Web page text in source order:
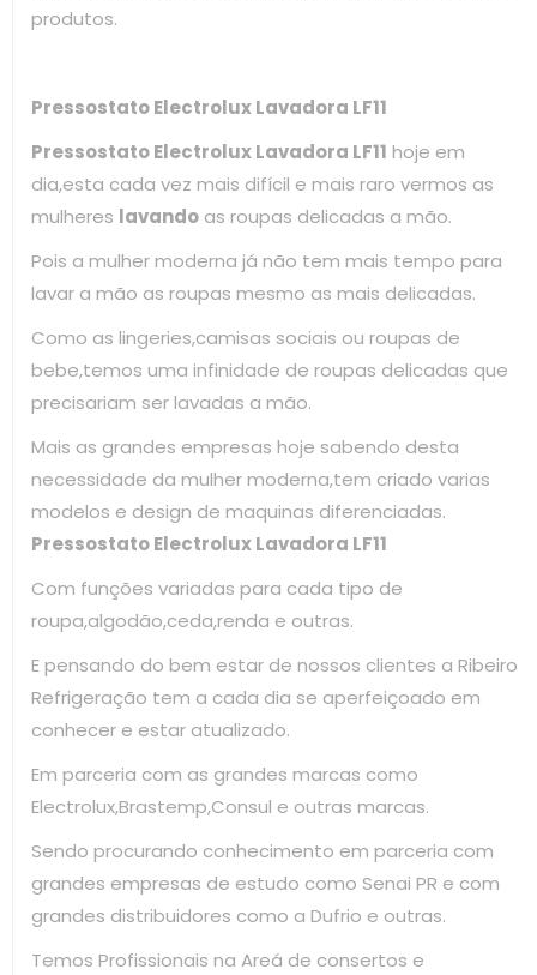
produtos.
Pressostato Electrolux Lavadora LF11
Pressostato Electrolux Lavadora LF11 hoje em
dia,esta cada vez mais difícil e mais raro vermos as
mulheres lavando as roupas delicadas a mão.
Pois a mulher moderna já não tem mais tempo para
lavar a mão as roupas mesmo as mais delicadas.
Como as lingeries,camisas sociais ou roupas de
bebe,temos uma infinidade de roupas delicadas que
precisariam ser lavadas a mão.
Mais as grandes empresas hoje sabendo desta
necessidade da mulher moderna,tem criado varias
modelos e design de maquinas diferenciadas.
Pressostato Electrolux Lavadora LF11
Com funções variadas para cada tipo de
roupa,algodão,ceda,renda e outras.
E pensando do bem estar de nossos clientes a Ribeiro
Refrigeração tem a cada dia se aperfeiçoado em
conhecer e estar atualizado.
Em parceria com as grandes marcas como
Electrolux,Brastemp,Consul e outras marcas.
Sendo procurando conhecimento em parceria com
grandes empresas de estudo como Senai PR e com
grandes distribuidores como a Dufrio e outras.
Temos Profissionais na Areá de consertos e